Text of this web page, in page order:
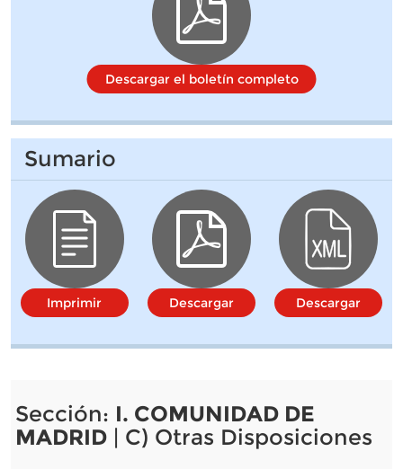
Descargar el boletín completo
Sumario
Imprimir Descargar Descargar
Sección: I. COMUNIDAD DE
MADRID| C) Otras Disposiciones